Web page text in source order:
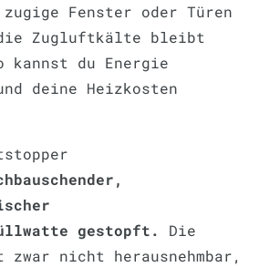
Fenster oder Türen
Zugluftkälte bleibt
kannst du Energie
deine Heizkosten
gestopft.
Die
nicht herausnehmbar,